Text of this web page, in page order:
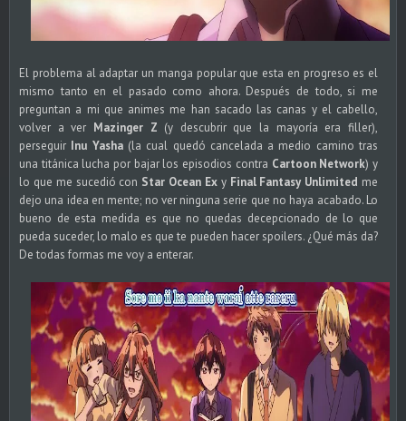
El problema al adaptar un manga popular que esta en progreso es el
mismo tanto en el pasado como ahora. Después de todo, si me
preguntan a mi que animes me han sacado las canas y el cabello,
volver a ver Mazinger Z (y descubrir que la mayoría era filler),
perseguir Inu Yasha(la cual quedó cancelada a medio camino tras
una titánica lucha por bajar los episodios contra Cartoon Network) y
lo que me sucedió con Star Ocean Ex y Final Fantasy Unlimited me
dejo una idea en mente; no ver ninguna serie que no haya acabado. Lo
bueno de esta medida es que no quedas decepcionado de lo que
pueda suceder, lo malo es que te pueden hacer spoilers. ¿Qué más da?
De todas formas me voy a enterar.